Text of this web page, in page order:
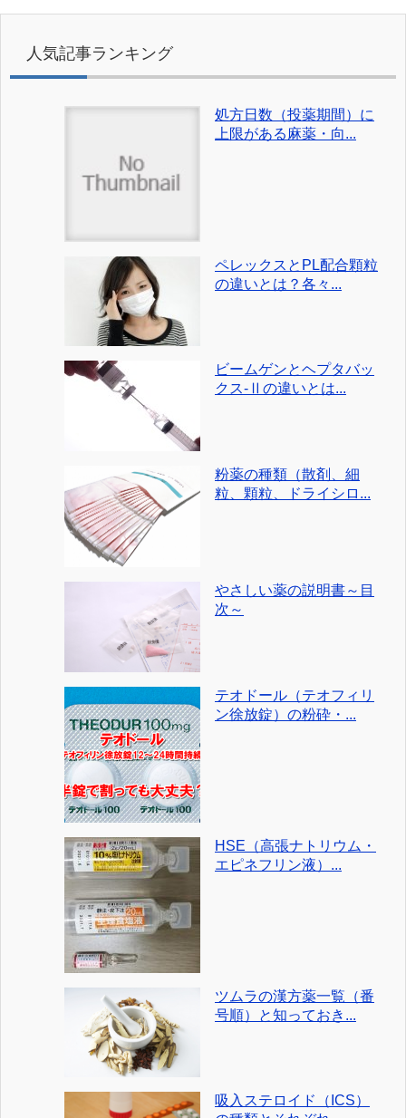
人気記事ランキング
処方日数（投薬期間）に
上限がある麻薬・向...
ペレックスとPL配合顆粒
の違いとは？各々...
ビームゲンとヘプタバッ
クス-Ⅱの違いとは...
粉薬の種類（散剤、細
粒、顆粒、ドライシロ...
やさしい薬の説明書～目
次～
テオドール（テオフィリ
ン徐放錠）の粉砕・...
HSE（高張ナトリウム・
エピネフリン液）...
ツムラの漢方薬一覧（番
号順）と知っておき...
吸入ステロイド（ICS）